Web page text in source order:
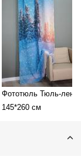
Фототюль Тюль-лен
145*260 см